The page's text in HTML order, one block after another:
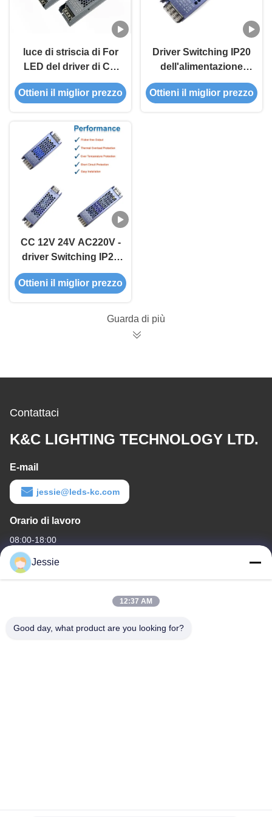
luce di striscia di For
LED del driver di CC
12V 24V AC220-240V
IP20 LED
elettrica di 200W
250W LED
Ottieni il miglior prezzo
Driver Switching IP20
dell'alimentazione
elettrica di CC 12V
24V LED 60W 100W
Ottieni il miglior prezzo
CC 12V 24V AC220V -
driver Switching IP20
dell'alimentazione
elettrica di 60W 100W
Ottieni il miglior prezzo
Guarda di più
Contattaci
K&C LIGHTING TECHNOLOGY LTD.
E-mail
jessie@leds-kc.com
Orario di lavoro
08:00-18:00
Il nostro indirizzo
FS Science Park, n. 181, strada Gushu 1, comunità di Guxing,
Jessie
12:37 AM
Good day, what product are you looking for?